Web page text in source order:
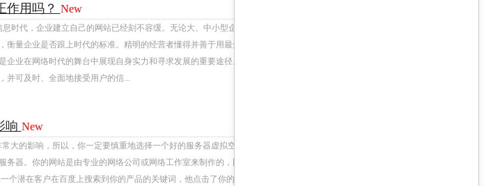
作用吗？ New
时代，企业建立自己的网站已经刻不容缓。无论大、中小型企业，都决不能被时代所淘汰，因此，建
衡量企业是否跟上时代的标准。精明的经营者懂得并善于用最先进的互联网技术，树立企业形象，宣传
企业在网络时代的舞台中展现自身实力和寻求发展的重要途径。企业通过简单幽雅、特征鲜明的网页来
并可及时、全面地接受用户的信...
响 New
大的影响，所以，你一定要慎重地选择一个好的服务器虚拟空间提供商。 绝大多数的中小企业都不可
务器。你的网站是由专业的网络公司或网络工作室来制作的，同时他们也会把服务器里的虚拟空间租给
个潜在客户在百度上搜索到你的产品的关键词，他点击了你的网站，想来了解你的产品，但是你的网